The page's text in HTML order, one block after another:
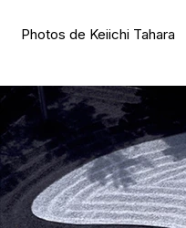
Photos de Keiichi Tahara